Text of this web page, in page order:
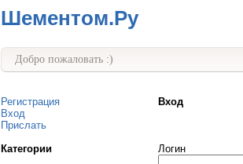
Шементом.Ру
Добро пожаловать :)
Регистрация
Вход
Прислать
Категории
Вход
Логин